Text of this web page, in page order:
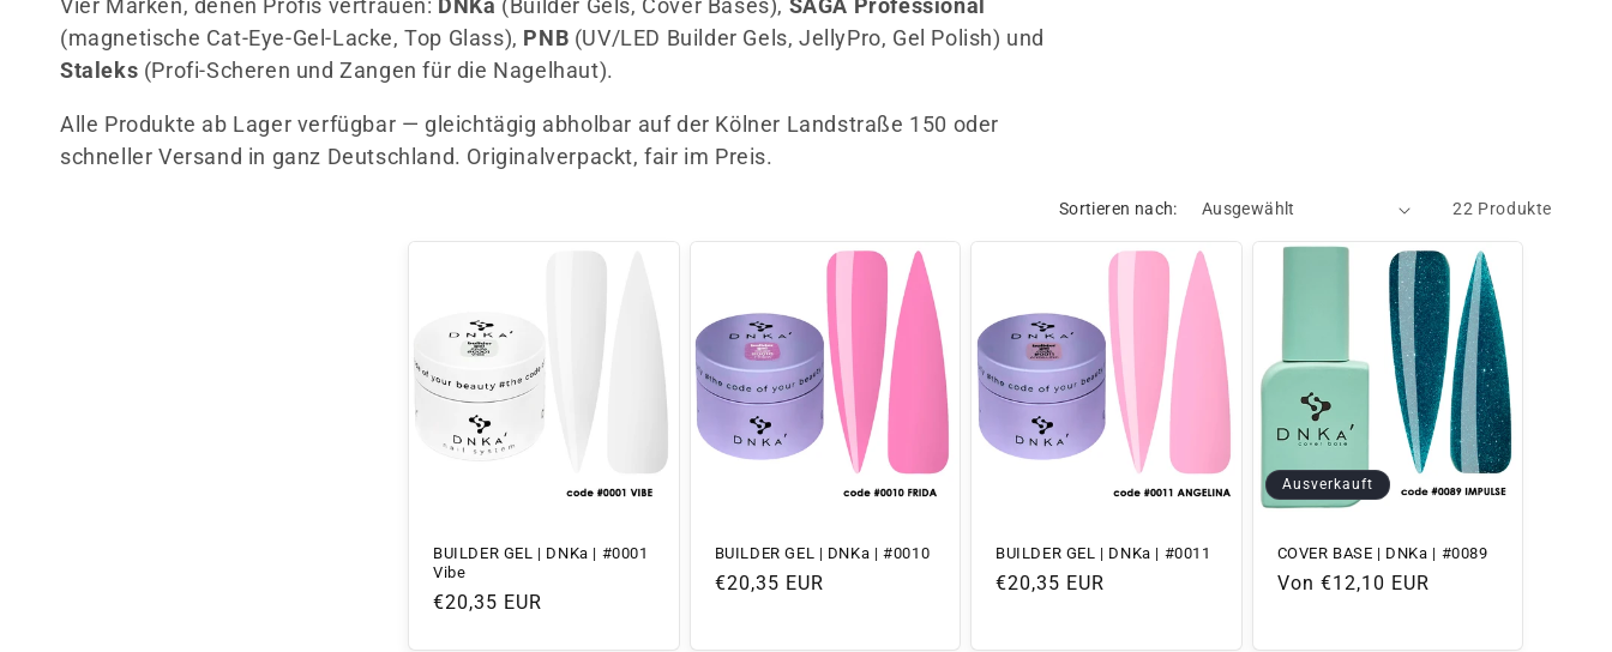
e
g
o
Vier Marken, denen Profis vertrauen: DNKa (Builder Gels, Cover Bases), SAGA Professional
(magnetische Cat-Eye-Gel-Lacke, Top Glass), PNB (UV/LED Builder Gels, JellyPro, Gel Polish) und
Staleks (Profi-Scheren und Zangen für die Nagelhaut).
Alle Produkte ab Lager verfügbar — gleichtägig abholbar auf der Kölner Landstraße 150 oder
schneller Versand in ganz Deutschland. Originalverpackt, fair im Preis.
Sortieren nach: 22 Produkte
BUILDER GEL | DNKa | #0001
Vibe
Normaler
€20,35 EUR
BUILDER GEL | DNKa | #0010
Normaler
€20,35 EUR
BUILDER GEL | DNKa | #0011
Normaler
€20,35 EUR
Ausverkauft
COVER BASE | DNKa | #0089
Normaler
Von €12,10 EUR